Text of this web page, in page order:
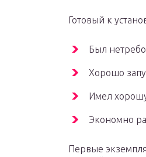
Готовый к
Был
Хорошо
Имел
Экономно
Первые